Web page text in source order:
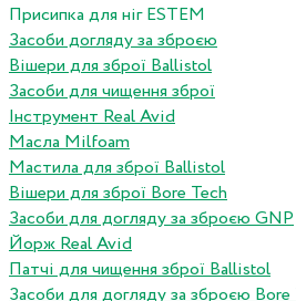
Присипка для ніг ESTEM
Засоби догляду за зброєю
Вішери для зброї Ballistol
Засоби для чищення зброї
Інструмент Real Avid
Масла Milfoam
Мастила для зброї Ballistol
Вішери для зброї Bore Tech
Засоби для догляду за зброєю GNP
Йорж Real Avid
Патчі для чищення зброї Ballistol
Засоби для догляду за зброєю Bore